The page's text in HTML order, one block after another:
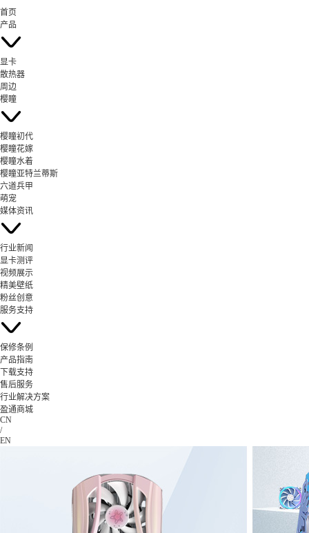
首页
产品
显卡
散热器
周边
樱瞳
樱瞳初代
樱瞳花嫁
樱瞳水着
樱瞳亚特兰蒂斯
六道兵甲
萌宠
媒体资讯
行业新闻
显卡测评
视频展示
精美壁纸
粉丝创意
服务支持
保修条例
产品指南
下载支持
售后服务
行业解决方案
盈通商城
CN
/
EN